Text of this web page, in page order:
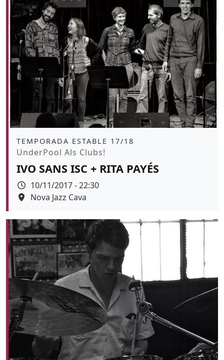
Àmbit
TEMPORADA ESTABLE 17/18
Promoció
UnderPool Als Clubs!
IVO SANS ISC + RITA PAYÉS
Data
10/11/2017 - 22:30
Espai
Nova Jazz Cava